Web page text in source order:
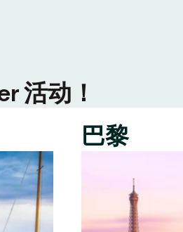
活动！
巴黎